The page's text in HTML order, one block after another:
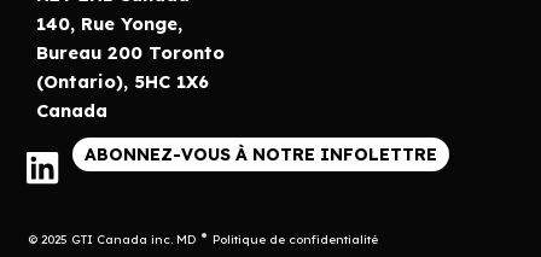
140, Rue Yonge,
Bureau 200 Toronto
(Ontario), 5HC 1X6
Canada
ABONNEZ-VOUS À NOTRE INFOLETTRE
© 2025 GTI Canada inc. MD Politique de confidentialité